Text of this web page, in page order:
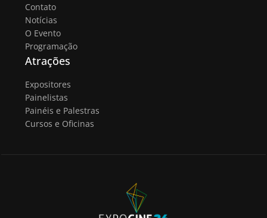
Contato
Notícias
O Evento
Programação
Atrações
Expositores
Painelistas
Painéis e Palestras
Cursos e Oficinas